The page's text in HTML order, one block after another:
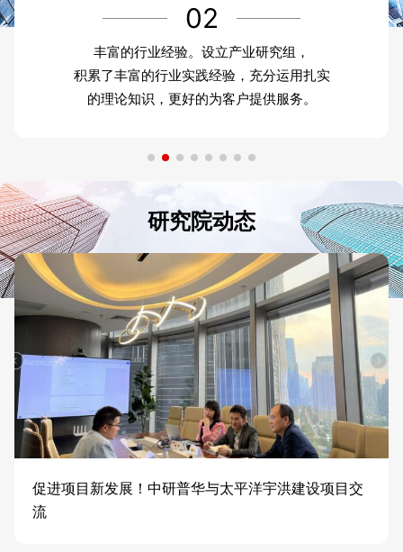
02
丰富的行业经验。设立产业研究组，
积累了丰富的行业实践经验，充分运用扎实
的理论知识，更好的为客户提供服务。
研究院动态
促进项目新发展！中研普华与太平洋宇洪建设项目交
流